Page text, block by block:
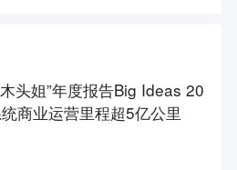
头姐”年度报告Big Ideas 20
商业运营里程超5亿公里